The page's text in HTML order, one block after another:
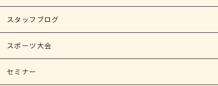
スタッフブログ
スポーツ大会
セミナー